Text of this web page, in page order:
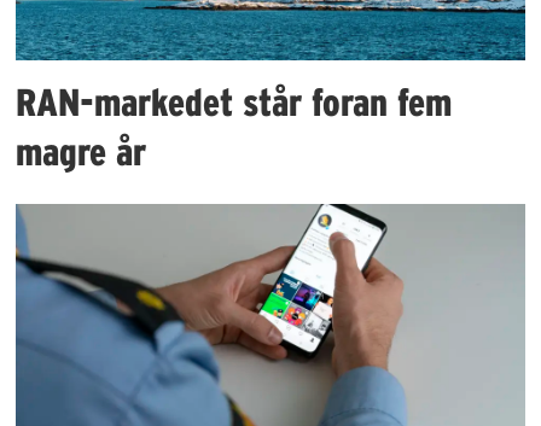
RAN-markedet står foran fem
magre år